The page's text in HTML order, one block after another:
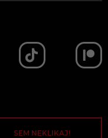
SEM NEKLIKAJ!